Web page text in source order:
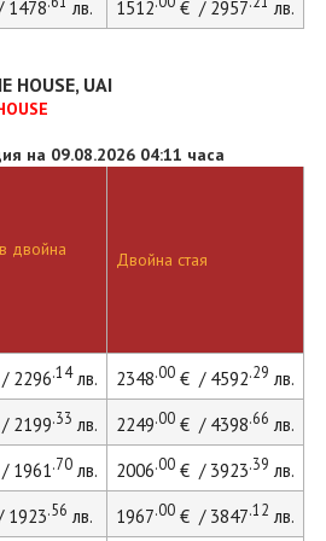
лв. 1512 € / 2957 лв.
HOUSE, UAI
на 09.08.2026 04:11 часа
двойна
Двойна стая
2296.14лв. 2348.00€ / 4592.29 лв.
2199.33 лв. 2249.00€ / 4398.66 лв.
1961.70лв. 2006.00€ / 3923.39 лв.
.56 лв. 1967.00€ / 3847.12 лв.